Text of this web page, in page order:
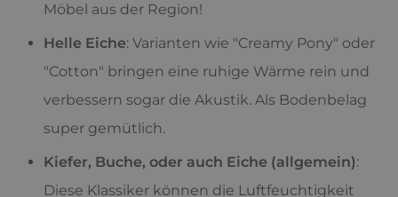
Möbel aus der Region!
Helle Eiche: Varianten wie "Creamy Pony" oder
"Cotton" bringen eine ruhige Wärme rein und
verbessern sogar die Akustik. Als Bodenbelag
super gemütlich.
Kiefer, Buche, oder auch Eiche (allgemein):
Diese Klassiker können die Luftfeuchtigkeit